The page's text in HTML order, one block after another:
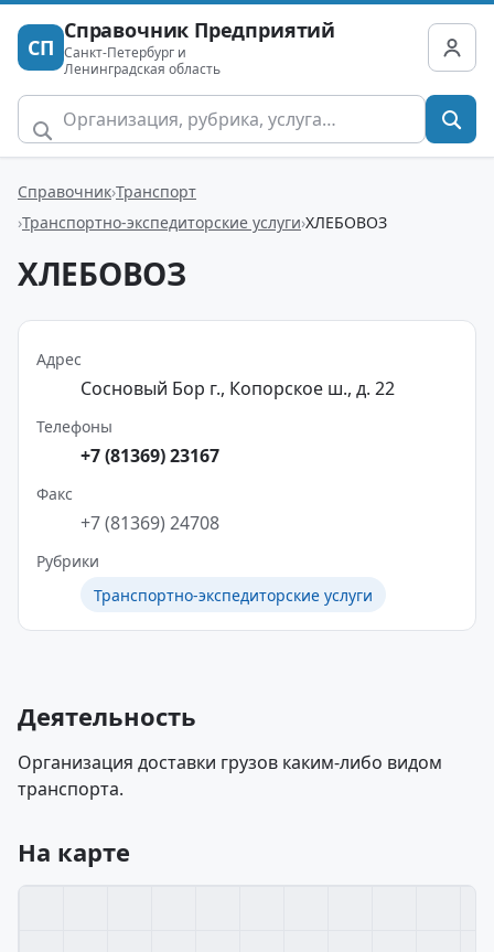
СП
Справочник Предприятий
Санкт-Петербург и
Ленинградская область
Справочник Транспорт
Транспортно-экспедиторские услуги ХЛЕБОВОЗ
ХЛЕБОВОЗ
Адрес
Сосновый Бор г., Копорское ш., д. 22
Телефоны
+7 (81369) 23167
Факс
+7 (81369) 24708
Рубрики
Транспортно-экспедиторские услуги
Деятельность
Организация доставки грузов каким-либо видом
транспорта.
На карте